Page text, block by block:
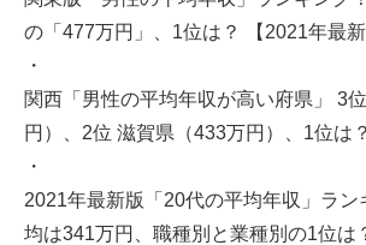
の「477万円」、1位は？ 【2021年最新
・
関西「男性の平均年収が高い府県」 3
円）、2位 滋賀県（433万円）、1位は？
・
2021年最新版「20代の平均年収」ラン
均は341万円、職種別と業種別の1位は